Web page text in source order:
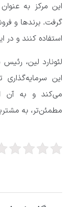
این مرکز به
گرفت. برندها و
استفاده کنند و در
لئونارد لین،
این
می‌کند و به آن
مطمئن‌تر، به